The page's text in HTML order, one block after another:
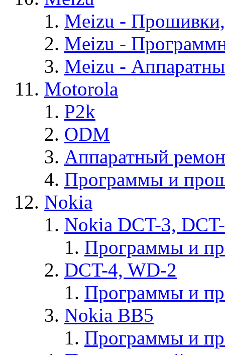
Meizu -
Meizu -
Meizu -
Motorola
P2k
ODM
Аппаратный
Программы и
Nokia
Nokia DCT-3,
Программы и
DCT-4, WD-2
Программы и
Nokia BB5
Программы и